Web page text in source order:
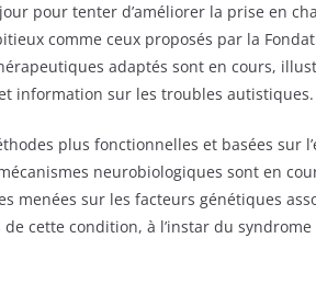
pour tenter d’améliorer la prise en
comme ceux proposés par la
adaptés sont en cours,
information sur les troubles autistiques.
plus fonctionnelles et basées sur
neurobiologiques sont en
menées sur les facteurs génétiques
cette condition, à l’instar du syndrome